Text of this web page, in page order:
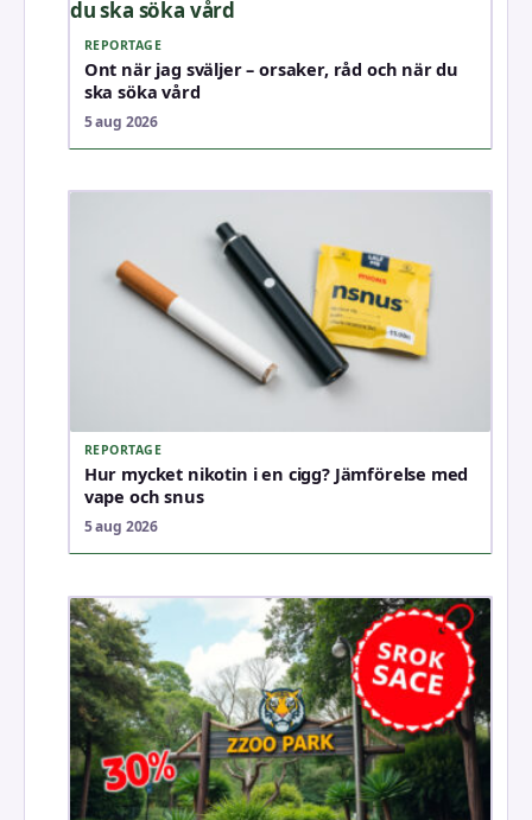
REPORTAGE
Ont när jag sväljer – orsaker, råd och när du
ska söka vård
5 aug 2026
REPORTAGE
Hur mycket nikotin i en cigg? Jämförelse med
vape och snus
5 aug 2026